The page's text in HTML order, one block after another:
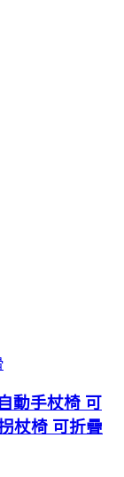
動手杖椅 可
杖椅 可折疊